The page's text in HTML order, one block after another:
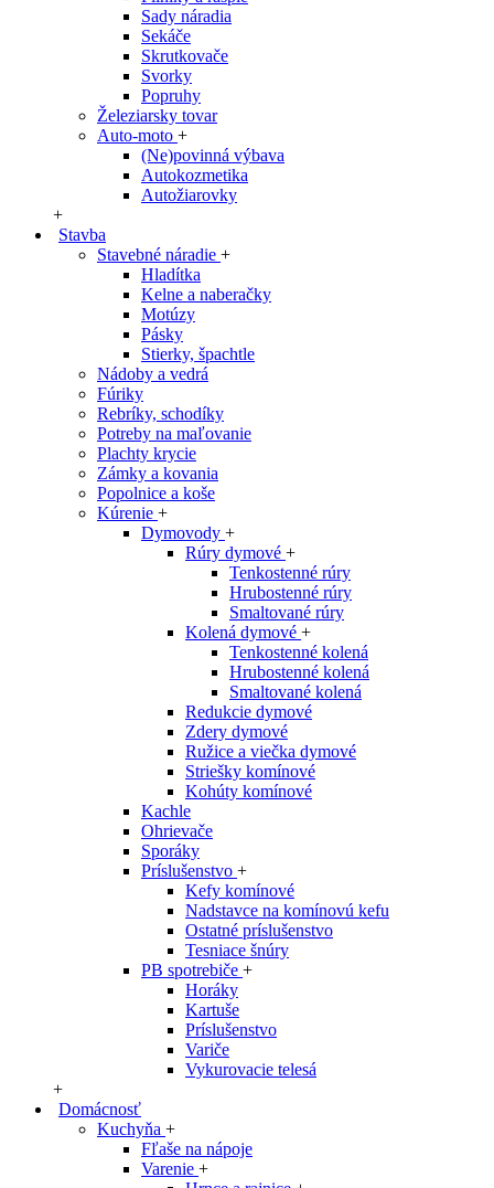
Sady náradia
Sekáče
Skrutkovače
Svorky
Popruhy
Železiarsky tovar
Auto-moto +
(Ne)povinná výbava
Autokozmetika
Autožiarovky
+
Stavba
Stavebné náradie +
Hladítka
Kelne a naberačky
Motúzy
Pásky
Stierky, špachtle
Nádoby a vedrá
Fúriky
Rebríky, schodíky
Potreby na maľovanie
Plachty krycie
Zámky a kovania
Popolnice a koše
Kúrenie +
Dymovody +
Rúry dymové +
Tenkostenné rúry
Hrubostenné rúry
Smaltované rúry
Kolená dymové +
Tenkostenné kolená
Hrubostenné kolená
Smaltované kolená
Redukcie dymové
Zdery dymové
Ružice a viečka dymové
Striešky komínové
Kohúty komínové
Kachle
Ohrievače
Sporáky
Príslušenstvo +
Kefy komínové
Nadstavce na komínovú kefu
Ostatné príslušenstvo
Tesniace šnúry
PB spotrebiče +
Horáky
Kartuše
Príslušenstvo
Variče
Vykurovacie telesá
+
Domácnosť
Kuchyňa +
Fľaše na nápoje
Varenie +